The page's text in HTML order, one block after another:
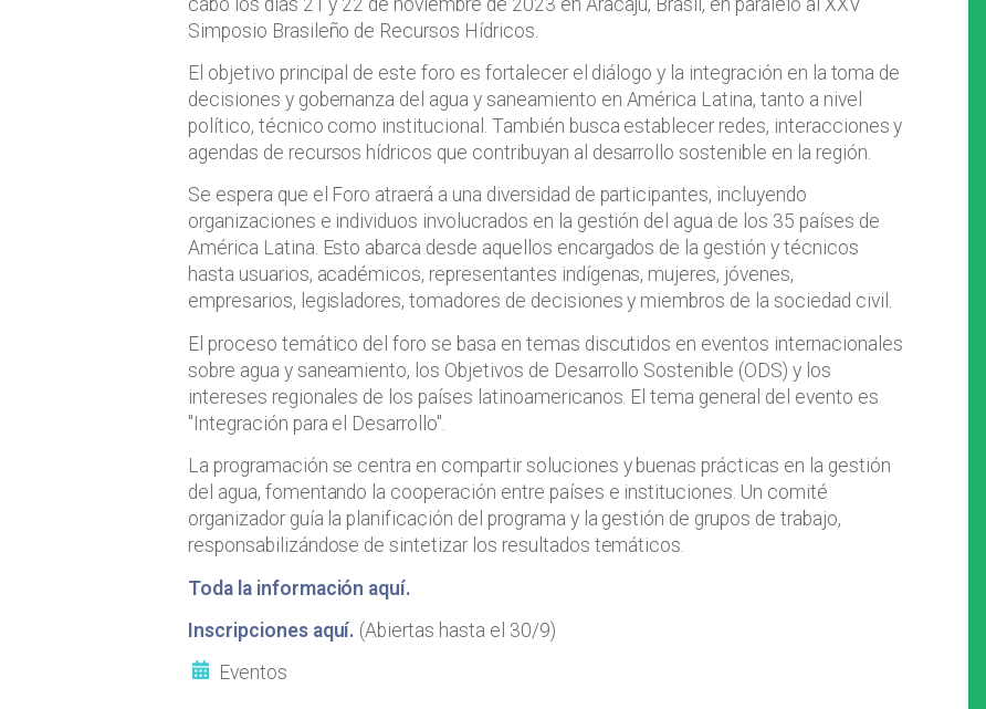
Simposio Brasileño de Recursos Hídricos.
El objetivo principal de este foro es fortalecer el diálogo y la integración en la toma de
decisiones y gobernanza del agua y saneamiento en América Latina, tanto a nivel
político, técnico como institucional. También busca establecer redes, interacciones y
agendas de recursos hídricos que contribuyan al desarrollo sostenible en la región.
Se espera que el Foro atraerá a una diversidad de participantes, incluyendo
organizaciones e individuos involucrados en la gestión del agua de los 35 países de
América Latina. Esto abarca desde aquellos encargados de la gestión y técnicos
hasta usuarios, académicos, representantes indígenas, mujeres, jóvenes,
empresarios, legisladores, tomadores de decisiones y miembros de la sociedad civil.
El proceso temático del foro se basa en temas discutidos en eventos internacionales
sobre agua y saneamiento, los Objetivos de Desarrollo Sostenible (ODS) y los
intereses regionales de los países latinoamericanos. El tema general del evento es
"Integración para el Desarrollo".
La programación se centra en compartir soluciones y buenas prácticas en la gestión
del agua, fomentando la cooperación entre países e instituciones. Un comité
organizador guía la planificación del programa y la gestión de grupos de trabajo,
responsabilizándose de sintetizar los resultados temáticos.
Toda la información aquí.
Inscripciones aquí. (Abiertas hasta el 30/9)
Eventos